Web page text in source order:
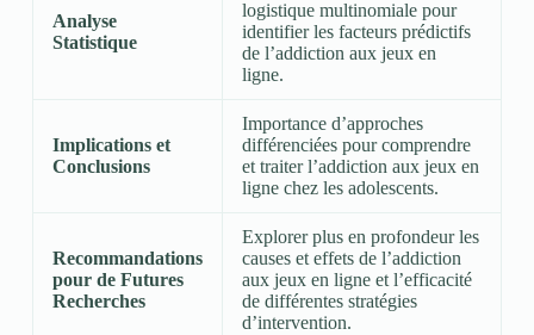
Analyse
Statistique
logistique multinomiale pour
identifier les facteurs prédictifs
de l’addiction aux jeux en
ligne.
Implications et
Conclusions
Importance d’approches
différenciées pour comprendre
et traiter l’addiction aux jeux en
ligne chez les adolescents.
Recommandations
pour de Futures
Recherches
Explorer plus en profondeur les
causes et effets de l’addiction
aux jeux en ligne et l’efficacité
de différentes stratégies
d’intervention.